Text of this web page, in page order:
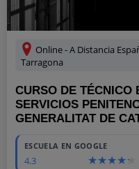
Online - A Distancia
Tarragona
CURSO DE TÉCNICO
SERVICIOS
GENERALITAT DE
ESCUELA EN GOOGLE
4.3